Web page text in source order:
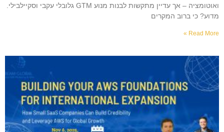
ואוטומציה – אך עדיין מתקשות לבנות מנוע GTM גלובלי עקבי וסקיילבילי.
מדוע? כי ברוב המקרים
Read More »